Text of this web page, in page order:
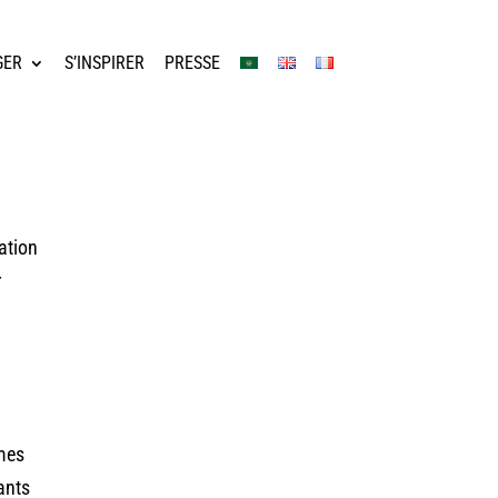
S’INSPIRER PRESSE